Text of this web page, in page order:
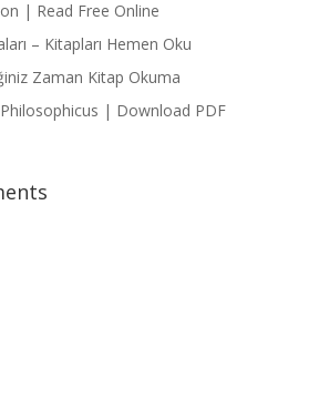
| Read Free Online
– Kitapları Hemen Oku
Zaman Kitap Okuma
| Download PDF